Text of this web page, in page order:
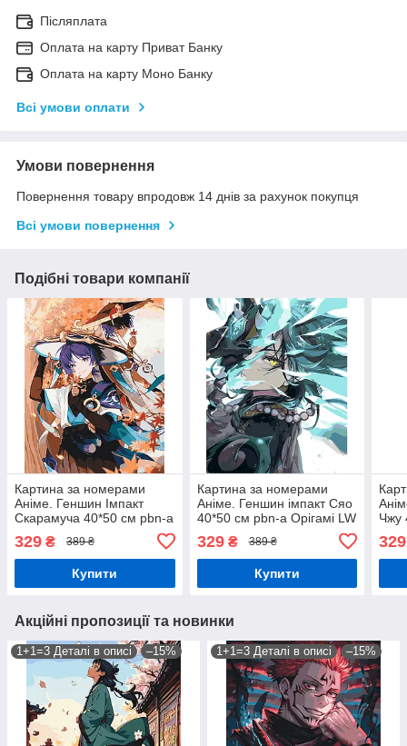
Післяплата
Оплата на карту Приват Банку
Оплата на карту Моно Банку
Всі умови оплати
Умови повернення
Повернення товару впродовж 14 днів за рахунок покупця
Всі умови повернення
Подібні товари компанії
Картина за номерами
Аніме. Геншин Імпакт
Скарамуча 40*50 см pbn-a
329 ₴ 389 ₴
Купити
Картина за номерами
Аніме. Геншин імпакт Сяо
40*50 см pbn-a Орігамі LW
329₴ 389 ₴
Купити
Чжу
329
Акційні пропозиції та новинки
1+1=3 Деталі в описі –15% 1+1=3 Деталі в описі –15%